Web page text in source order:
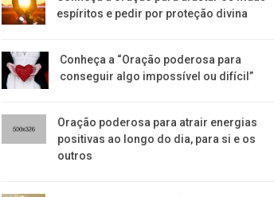
espíritos e pedir por proteção divina
Conheça a “Oração poderosa para
conseguir algo impossível ou difícil”
Oração poderosa para atrair energias
positivas ao longo do dia, para si e os
outros